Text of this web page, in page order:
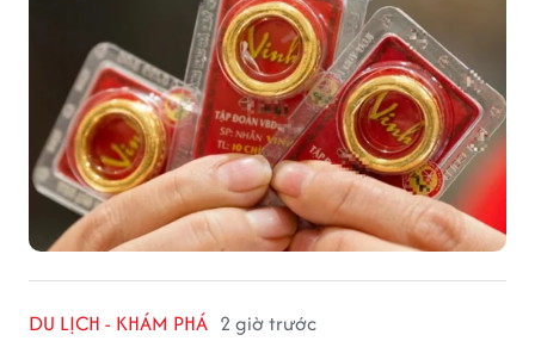
DU LỊCH - KHÁM PHÁ 2 giờ trước